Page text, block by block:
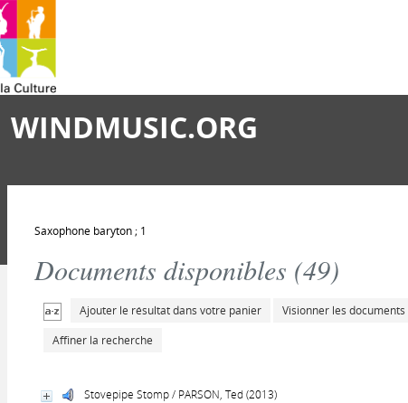
WINDMUSIC.ORG
Saxophone baryton ; 1
Documents disponibles (49)
Ajouter le résultat dans votre panier
Visionner les
Affiner la recherche
Stovepipe Stomp / PARSON, Ted (2013)